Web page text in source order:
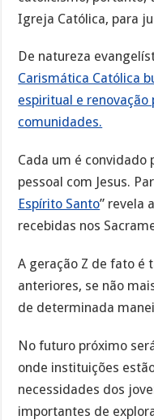
Igreja Católica, para
De natureza
Carismática Católica
espiritual e renovação
comunidades.
Cada um é convidado
pessoal com Jesus.
Espírito Santo” revela
recebidas nos
A geração Z de fato é
anteriores, se não
de determinada
No futuro próximo
onde instituições
necessidades dos
importantes de